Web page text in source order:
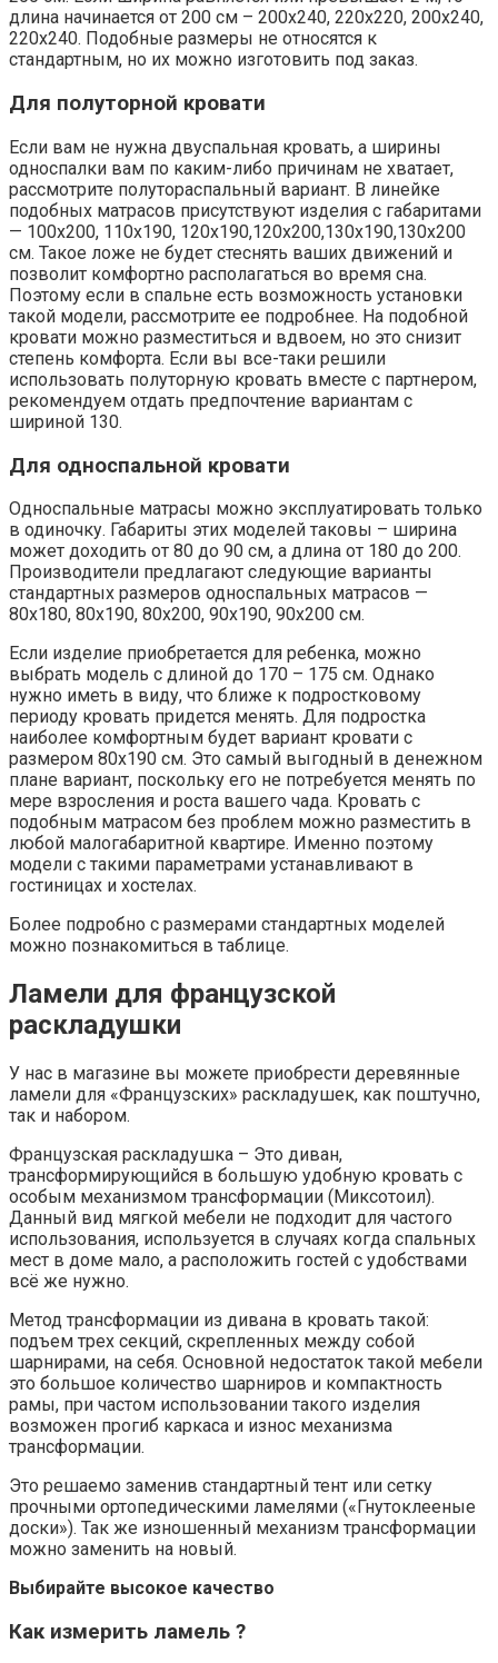
длина начинается от 200 см – 200х240, 220х220, 200х240,
220х240. Подобные размеры не относятся к
стандартным, но их можно изготовить под заказ.
Для полуторной кровати
Если вам не нужна двуспальная кровать, а ширины
односпалки вам по каким-либо причинам не хватает,
рассмотрите полутораспальный вариант. В линейке
подобных матрасов присутствуют изделия с габаритами
— 100х200, 110х190, 120х190,120х200,130х190,130х200
см. Такое ложе не будет стеснять ваших движений и
позволит комфортно располагаться во время сна.
Поэтому если в спальне есть возможность установки
такой модели, рассмотрите ее подробнее. На подобной
кровати можно разместиться и вдвоем, но это снизит
степень комфорта. Если вы все-таки решили
использовать полуторную кровать вместе с партнером,
рекомендуем отдать предпочтение вариантам с
шириной 130.
Для односпальной кровати
Односпальные матрасы можно эксплуатировать только
в одиночку. Габариты этих моделей таковы – ширина
может доходить от 80 до 90 см, а длина от 180 до 200.
Производители предлагают следующие варианты
стандартных размеров односпальных матрасов —
80х180, 80х190, 80х200, 90х190, 90х200 см.
Если изделие приобретается для ребенка, можно
выбрать модель с длиной до 170 – 175 см. Однако
нужно иметь в виду, что ближе к подростковому
периоду кровать придется менять. Для подростка
наиболее комфортным будет вариант кровати с
размером 80х190 см. Это самый выгодный в денежном
плане вариант, поскольку его не потребуется менять по
мере взросления и роста вашего чада. Кровать с
подобным матрасом без проблем можно разместить в
любой малогабаритной квартире. Именно поэтому
модели с такими параметрами устанавливают в
гостиницах и хостелах.
Более подробно с размерами стандартных моделей
можно познакомиться в таблице.
Ламели для французской
раскладушки
У нас в магазине вы можете приобрести деревянные
ламели для «Французских» раскладушек, как поштучно,
так и набором.
Французская раскладушка – Это диван,
трансформирующийся в большую удобную кровать с
особым механизмом трансформации (Миксотоил).
Данный вид мягкой мебели не подходит для частого
использования, используется в случаях когда спальных
мест в доме мало, а расположить гостей с удобствами
всё же нужно.
Метод трансформации из дивана в кровать такой:
подъем трех секций, скрепленных между собой
шарнирами, на себя. Основной недостаток такой мебели
это большое количество шарниров и компактность
рамы, при частом использовании такого изделия
возможен прогиб каркаса и износ механизма
трансформации.
Это решаемо заменив стандартный тент или сетку
прочными ортопедическими ламелями («Гнутоклееные
доски»). Так же изношенный механизм трансформации
можно заменить на новый.
Выбирайте высокое качество
Как измерить ламель ?